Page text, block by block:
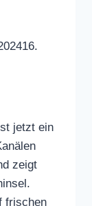
16.
jetzt ein
zeigt
frischen